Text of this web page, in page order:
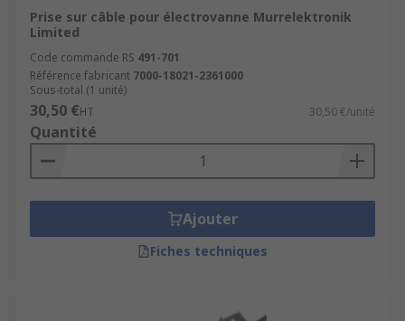
Prise sur câble pour électrovanne Murrelektronik
Limited
Code commande RS 491-701
Référence fabricant 7000-18021-2361000
Sous-total (1 unité)
30,50 €HT 30,50 €/unité
Quantité
Ajouter
Fiches techniques